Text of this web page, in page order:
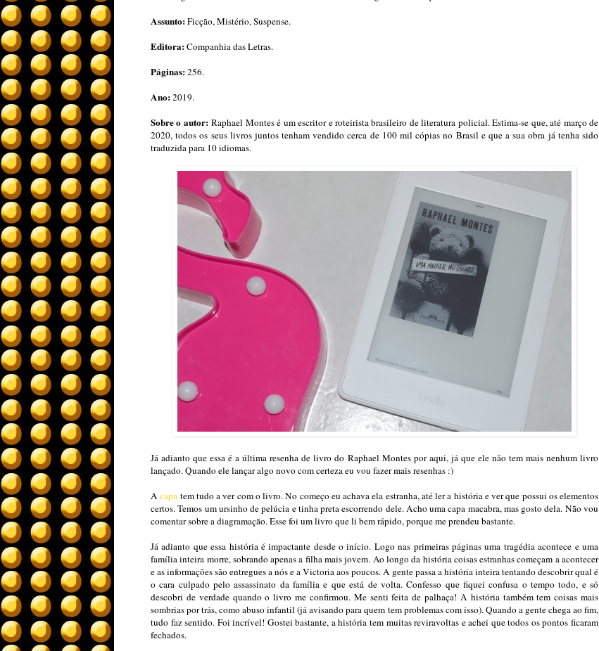
Assunto:Ficção, Mistério, Suspense.
Editora:Companhia das Letras.
Páginas:256.
Ano:2019.
Sobre o autor:Raphael Montes é um escritor e roteirista brasileiro de literatura policial. Estima-se que, até março de
2020, todos os seus livros juntos tenham vendido cerca de 100 mil cópias no Brasil e que a sua obra já tenha sido
traduzida para 10 idiomas.
Já adianto que essa é a última resenha de livro do Raphael Montes por aqui, já que ele não tem mais nenhum livro
lançado. Quando ele lançar algo novo com certeza eu vou fazer mais resenhas :)
Acapa tem tudo a ver com o livro. No começo eu achava ela estranha, até ler a história e ver que possui os elementos
certos. Temos um ursinho de pelúcia e tinha preta escorrendo dele. Acho uma capa macabra, mas gosto dela. Não vou
comentar sobre a diagramação. Esse foi um livro que li bem rápido, porque me prendeu bastante.
Já adianto que essa história é impactante desde o início. Logo nas primeiras páginas uma tragédia acontece e uma
família inteira morre, sobrando apenas a filha mais jovem. Ao longo da história coisas estranhas começam a acontecer
e as informações são entregues a nós e a Victoria aos poucos. A gente passa a história inteira tentando descobrir qual é
o cara culpado pelo assassinato da família e que está de volta. Confesso que fiquei confusa o tempo todo, e só
descobri de verdade quando o livro me confirmou. Me senti feita de palhaça! A história também tem coisas mais
sombrias por trás, como abuso infantil (já avisando para quem tem problemas com isso). Quando a gente chega ao fim,
tudo faz sentido. Foi incrível! Gostei bastante, a história tem muitas reviravoltas e achei que todos os pontos ficaram
fechados.